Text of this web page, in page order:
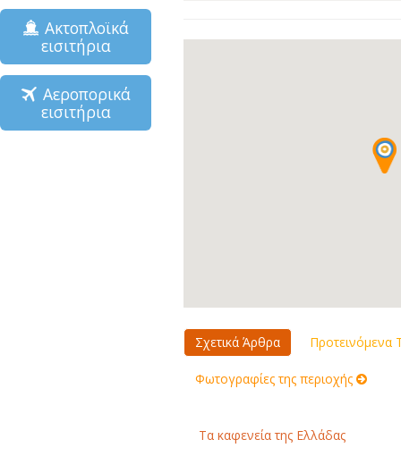
Ακτοπλοϊκά
εισιτήρια
Αεροπορικά
εισιτήρια
Σχετικά Άρθρα Προτεινόμενα
Φωτογραφίες της περιοχής
Τα καφενεία της Ελλάδας